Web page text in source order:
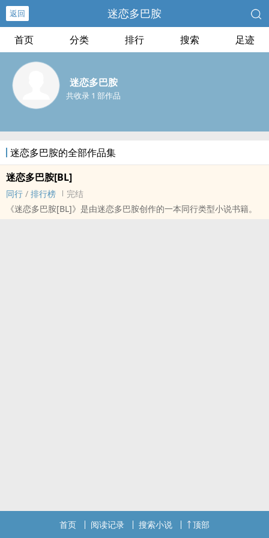
返回 迷恋多巴胺
首页 分类 排行 搜索 足迹
迷恋多巴胺
共收录 1 部作品
迷恋多巴胺的全部作品集
迷恋多巴胺[BL]
同行 / 排行榜
完结
《迷恋多巴胺[BL]》是由迷恋多巴胺创作的一本同行类型小说书籍。
首页 阅读记录 搜索小说 顶部